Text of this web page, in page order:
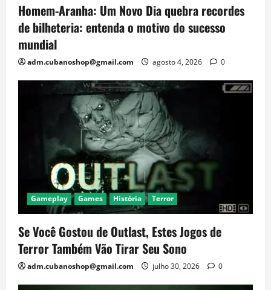
Homem-Aranha: Um Novo Dia quebra recordes
de bilheteria: entenda o motivo do sucesso
mundial
adm.cubanoshop@gmail.com agosto 4, 2026 0
Gameplay Games História Terror
Se Você Gostou de Outlast, Estes Jogos de
Terror Também Vão Tirar Seu Sono
adm.cubanoshop@gmail.com julho 30, 2026 0